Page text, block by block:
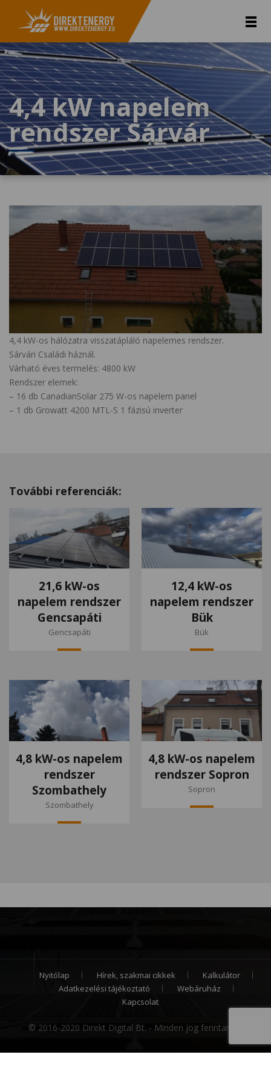
4,4 kW napelem
rendszer Sárvár
4,4 kW-os hálózatra visszatápláló napelemes rendszer.
Sárvári Családi háznál.
Várható éves termelés: 4800 kW
Rendszer elemek:
– 16 db CanadianSolar 275 W-os napelem panel
– 1 db Growatt 4200 MTL-S 1 fázisú inverter
További referenciák:
21,6 kW-os
napelem rendszer
Gencsapáti
Gencsapáti
12,4 kW-os
napelem rendszer
Bük
Bük
4,8 kW-os napelem
rendszer
Szombathely
Szombathely
4,8 kW-os napelem
rendszer Sopron
Sopron
Nyitólap Hírek, szakmai cikkek
Kalkulátor
Adatkezelési tájékoztató
Webáruház
Kapcsolat
© 2016-2020 Direkt Digital Bt. - Minden jog fenntartva.